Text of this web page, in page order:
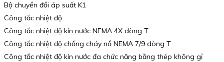
Bộ chuyển đổi áp suất K1
Công tắc nhiệt độ
Công tắc nhiệt độ kín nước NEMA 4X dòng T
Công tắc nhiệt độ chống cháy nổ NEMA 7/9 dòng T
Công tắc nhiệt độ kín nước đa chức năng bằng thép không gỉ